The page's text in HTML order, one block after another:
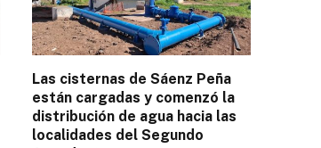
Las cisternas de Sáenz Peña
están cargadas y comenzó la
distribución de agua hacia las
localidades del Segundo